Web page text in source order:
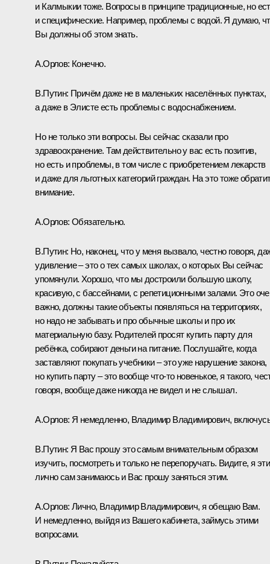
и Калмыкии тоже. Вопросы в принципе традиционные, но
и специфические. Например, проблемы с водой. Я думаю,
Вы должны об этом знать.
А.Орлов: Конечно.
В.Путин: Причём даже не в маленьких населённых пунктах,
а даже в Элисте есть проблемы с водоснабжением.
Но не только эти вопросы. Вы сейчас сказали про
здравоохранение. Там действительно у вас есть позитив,
но есть и проблемы, в том числе с приобретением лекарств
и даже для льготных категорий граждан. На это тоже
внимание.
А.Орлов: Обязательно.
В.Путин: Но, наконец, что у меня вызвало, честно говоря,
удивление – это о тех самых школах, о которых Вы сейчас
упомянули. Хорошо, что мы достроили большую школу,
красивую, с бассейнами, с репетиционными залами. Это
важно, должны такие объекты появляться на территориях,
но надо не забывать и про обычные школы и про их
материальную базу. Родителей просят купить парту для
ребёнка, собирают деньги на питание. Послушайте, когда
заставляют покупать учебники – это уже нарушение закона,
но купить парту – это вообще что‑то новенькое, я такого,
говоря, вообще даже никогда не видел и не слышал.
А.Орлов: Я немедленно, Владимир Владимирович,
В.Путин: Я Вас прошу это самым внимательным образом
изучить, посмотреть и только не перепоручать. Видите, я
лично сам занимаюсь и Вас прошу заняться этим.
А.Орлов: Лично, Владимир Владимирович, я обещаю Вам.
И немедленно, выйдя из Вашего кабинета, займусь этими
вопросами.